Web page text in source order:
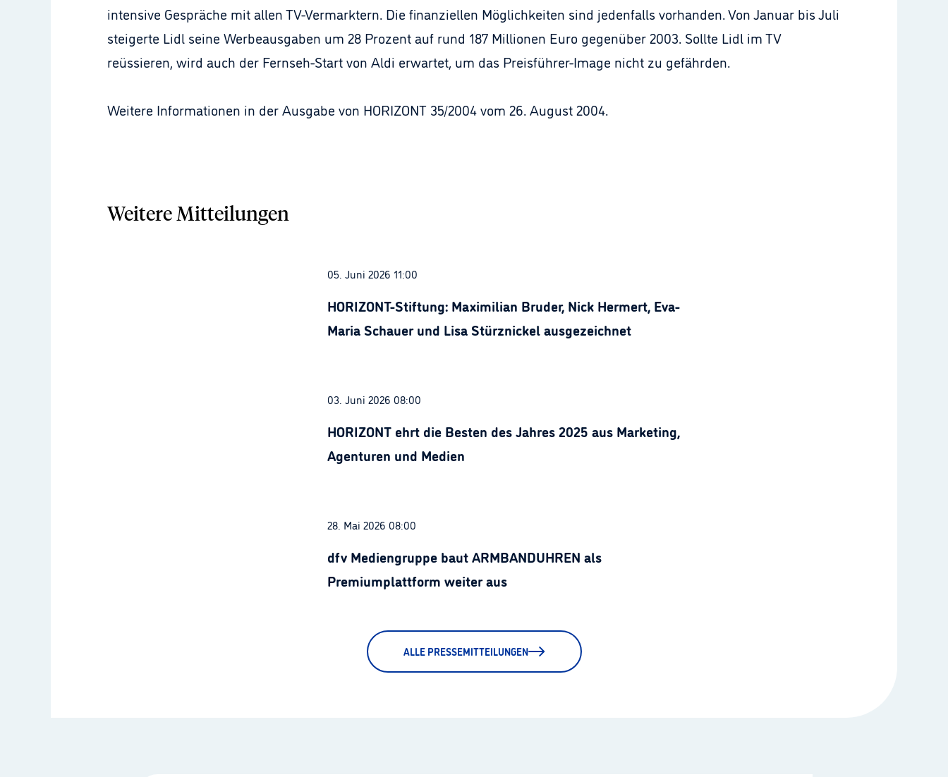
intensive Gespräche mit allen TV-Vermarktern. Die finanziellen Möglichkeiten sind jedenfalls vorhanden. Von Januar bis Juli
steigerte Lidl seine Werbeausgaben um 28 Prozent auf rund 187 Millionen Euro gegenüber 2003. Sollte Lidl im TV
reüssieren, wird auch der Fernseh-Start von Aldi erwartet, um das Preisführer-Image nicht zu gefährden.
Weitere Informationen in der Ausgabe von HORIZONT 35/2004 vom 26. August 2004.
Weitere Mitteilungen
05. Juni 2026 11:00
HORIZONT-Stiftung: Maximilian Bruder, Nick Hermert, Eva-
Maria Schauer und Lisa Stürznickel ausgezeichnet
03. Juni 2026 08:00
HORIZONT ehrt die Besten des Jahres 2025 aus Marketing,
Agenturen und Medien
28. Mai 2026 08:00
dfv Mediengruppe baut ARMBANDUHREN als
Premiumplattform weiter aus
ALLE PRESSEMITTEILUNGEN